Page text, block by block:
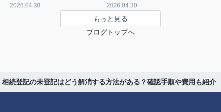
2026.04.30 2026.04.30
もっと見る
ブログトップへ
相続登記の未登記はどう解消する方法がある？確認手順や費用も紹介